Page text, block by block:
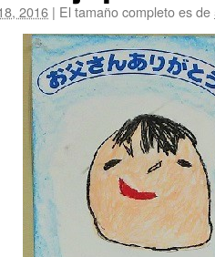
2016 | El tamaño completo es de